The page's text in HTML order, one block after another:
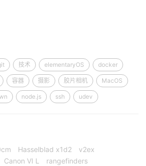
技术 elementaryOS docker
容器 摄影 胶片相机 MacOS
node.js ssh udev
Hasselblad x1d2
v2ex
Canon VI L rangefinders